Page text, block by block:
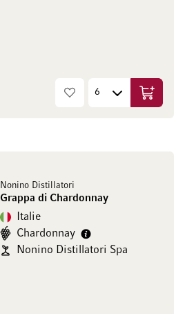
Ajouter
Nonino Distillatori
Grappa di Chardonnay
Italie
Chardonnay
Nonino Distillatori Spa